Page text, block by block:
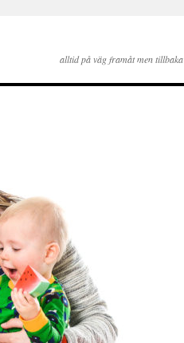
alltid på väg framåt men tillbaka